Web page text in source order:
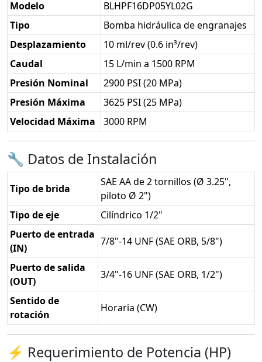
Modelo
BLHPF16DP05YL02G
Tipo
Bomba hidráulica de engranajes
Desplazamiento
10 ml/rev (0.6 in³/rev)
Caudal
15 L/min a 1500 RPM
Presión Nominal
2900 PSI (20 MPa)
Presión Máxima
3625 PSI (25 MPa)
Velocidad Máxima
3000 RPM
🔧 Datos de Instalación
Tipo de brida
SAE AA de 2 tornillos (Ø 3.25",
piloto Ø 2")
Tipo de eje
Cilíndrico 1/2"
Puerto de entrada
(IN)
7/8"-14 UNF (SAE ORB, 5/8")
Puerto de salida
(OUT)
3/4"-16 UNF (SAE ORB, 1/2")
Sentido de
rotación
Horaria (CW)
⚡ Requerimiento de Potencia (HP)